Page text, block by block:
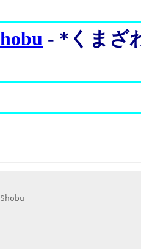
- *くまざ